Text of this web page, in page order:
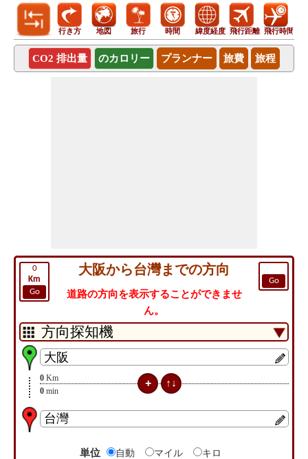
行き方 地図 旅行 時間 緯度経度 飛行距離 飛行時間
CO2 排出量 のカロリー プランナー 旅費 旅程
0
Km
Go
Go
大阪から台灣までの方向
道路の方向を表示することができませ
ん。
0 Km
0 min
単位 自動 マイル キロ